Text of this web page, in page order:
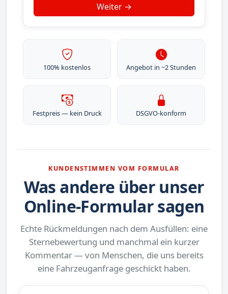
100% kostenlos Angebot in ~2 Stunden
Festpreis — kein Druck DSGVO-konform
KUNDENSTIMMEN VOM FORMULAR
Was andere über unser
Online-Formular sagen
Echte Rückmeldungen nach dem Ausfüllen: eine
Sternebewertung und manchmal ein kurzer
Kommentar — von Menschen, die uns bereits
eine Fahrzeuganfrage geschickt haben.